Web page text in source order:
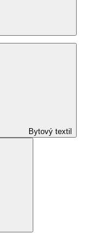
Bytový textil